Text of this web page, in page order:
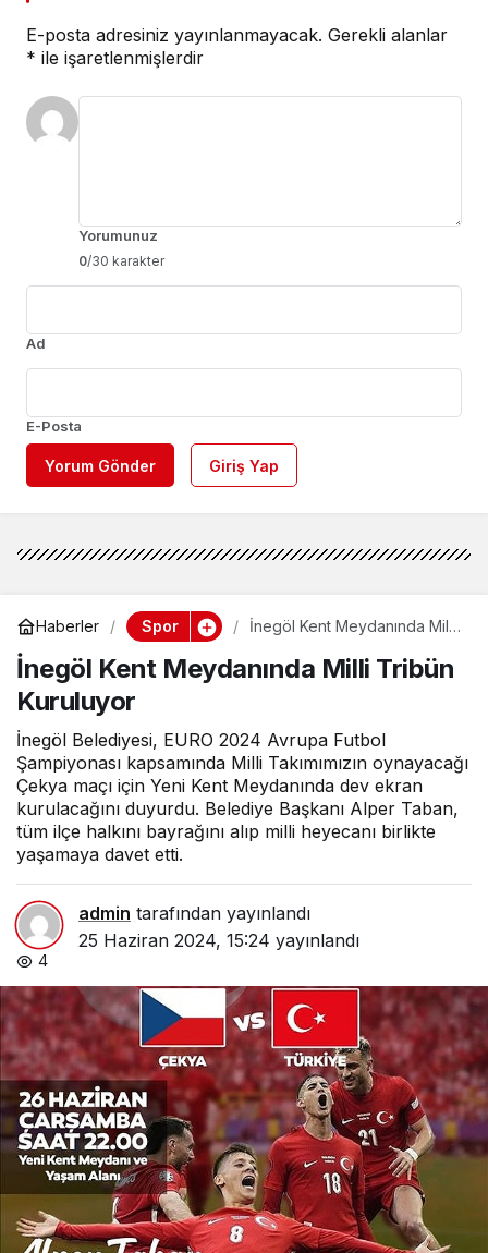
E-posta adresiniz yayınlanmayacak. Gerekli alanlar
* ile işaretlenmişlerdir
Yorumunuz
0/30 karakter
Ad
E-Posta
Yorum Gönder Giriş Yap
Haberler Spor
İnegöl Kent Meydanında Milli
İnegöl Kent Meydanında Milli Tribün
Kuruluyor
İnegöl Belediyesi, EURO 2024 Avrupa Futbol
Şampiyonası kapsamında Milli Takımımızın oynayacağı
Çekya maçı için Yeni Kent Meydanında dev ekran
kurulacağını duyurdu. Belediye Başkanı Alper Taban,
tüm ilçe halkını bayrağını alıp milli heyecanı birlikte
yaşamaya davet etti.
admin tarafından yayınlandı
25 Haziran 2024, 15:24 yayınlandı
4